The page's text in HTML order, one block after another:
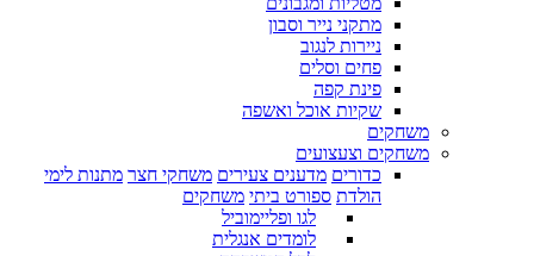
מתקני נייר וסבון
ניירות לנגוב
פחים וסלים
פינת קפה
שקיות אוכל ואשפה
משחקים
משחקים וצעצועים
כדורים מדענים צעירים משחקי חצר מתנות לימי
הולדת ספורט ביתי משחקים
לגו ופליימוביל
לומדים אנגלית